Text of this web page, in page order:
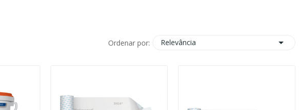
Ordenar por: Relevância 